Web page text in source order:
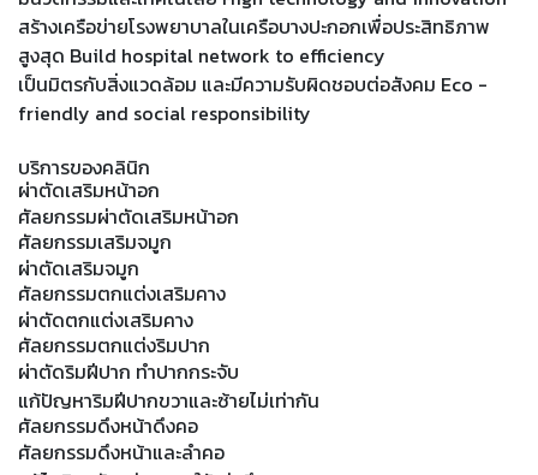
สร้างเครือข่ายโรงพยาบาลในเครือบางปะกอกเพื่อประสิทธิภาพ
สูงสุด Build hospital network to efficiency
เป็นมิตรกับสิ่งแวดล้อม และมีความรับผิดชอบต่อสังคม Eco -
friendly and social responsibility
บริการของคลินิก
ผ่าตัดเสริมหน้าอก
ศัลยกรรมผ่าตัดเสริมหน้าอก
ศัลยกรรมเสริมจมูก
ผ่าตัดเสริมจมูก
ศัลยกรรมตกแต่งเสริมคาง
ผ่าตัดตกแต่งเสริมคาง
ศัลยกรรมตกแต่งริมปาก
ผ่าตัดริมฝีปาก ทำปากกระจับ
แก้ปัญหาริมฝีปากขวาและซ้ายไม่เท่ากัน
ศัลยกรรมดึงหน้าดึงคอ
ศัลยกรรมดึงหน้าและลำคอ